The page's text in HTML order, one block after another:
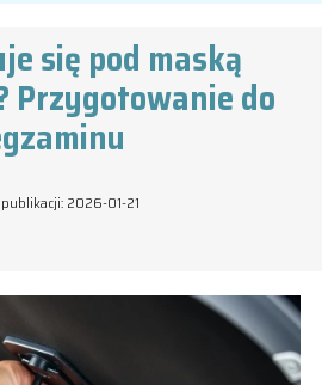
się pod maską
Przygotowanie do
publikacji: 2026-01-21